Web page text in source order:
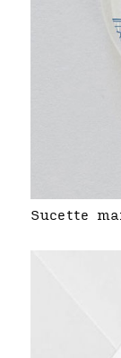
Sucette